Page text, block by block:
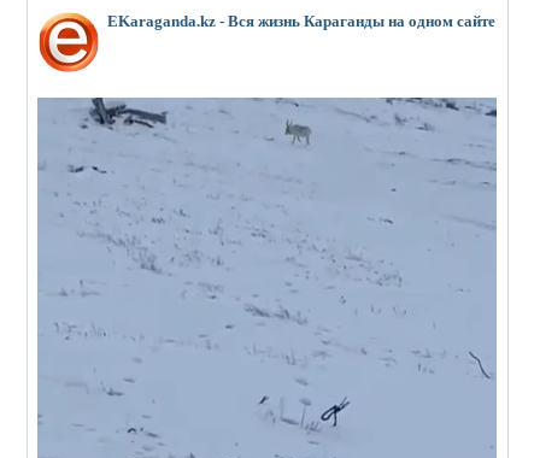
EKaraganda.kz - Вся жизнь Караганды на одном сайте